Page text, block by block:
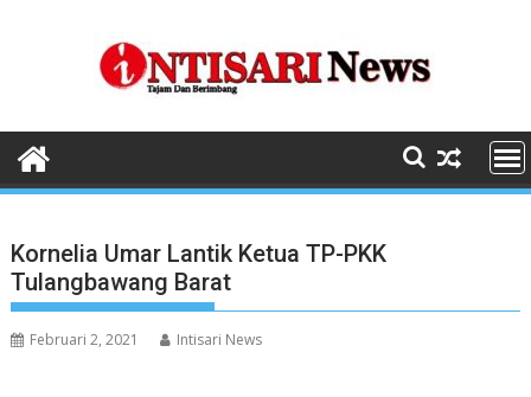
Kornelia Umar Lantik Ketua TP-PKK
Tulangbawang Barat
Februari 2, 2021 Intisari News